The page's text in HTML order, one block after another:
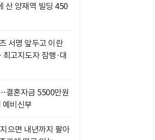
산 양재역 빌딩 450
서명 앞두고 이란
고지도자 잠행·대
결혼자금 5500만원
예비신부
으면 내년까지 팔아